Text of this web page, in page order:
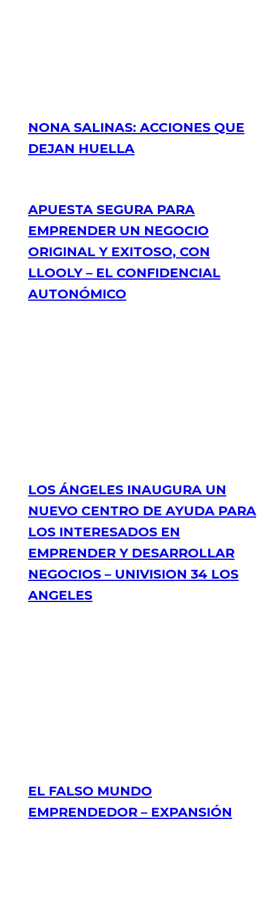
NONA SALINAS: ACCIONES QUE
DEJAN HUELLA
APUESTA SEGURA PARA
EMPRENDER UN NEGOCIO
ORIGINAL Y EXITOSO, CON
LLOOLY – EL CONFIDENCIAL
AUTONÓMICO
LOS ÁNGELES INAUGURA UN
NUEVO CENTRO DE AYUDA PARA
LOS INTERESADOS EN
EMPRENDER Y DESARROLLAR
NEGOCIOS – UNIVISION 34 LOS
ANGELES
EL FALSO MUNDO
EMPRENDEDOR – EXPANSIÓN